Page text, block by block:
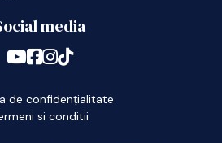
media
de confidențialitate
si conditii